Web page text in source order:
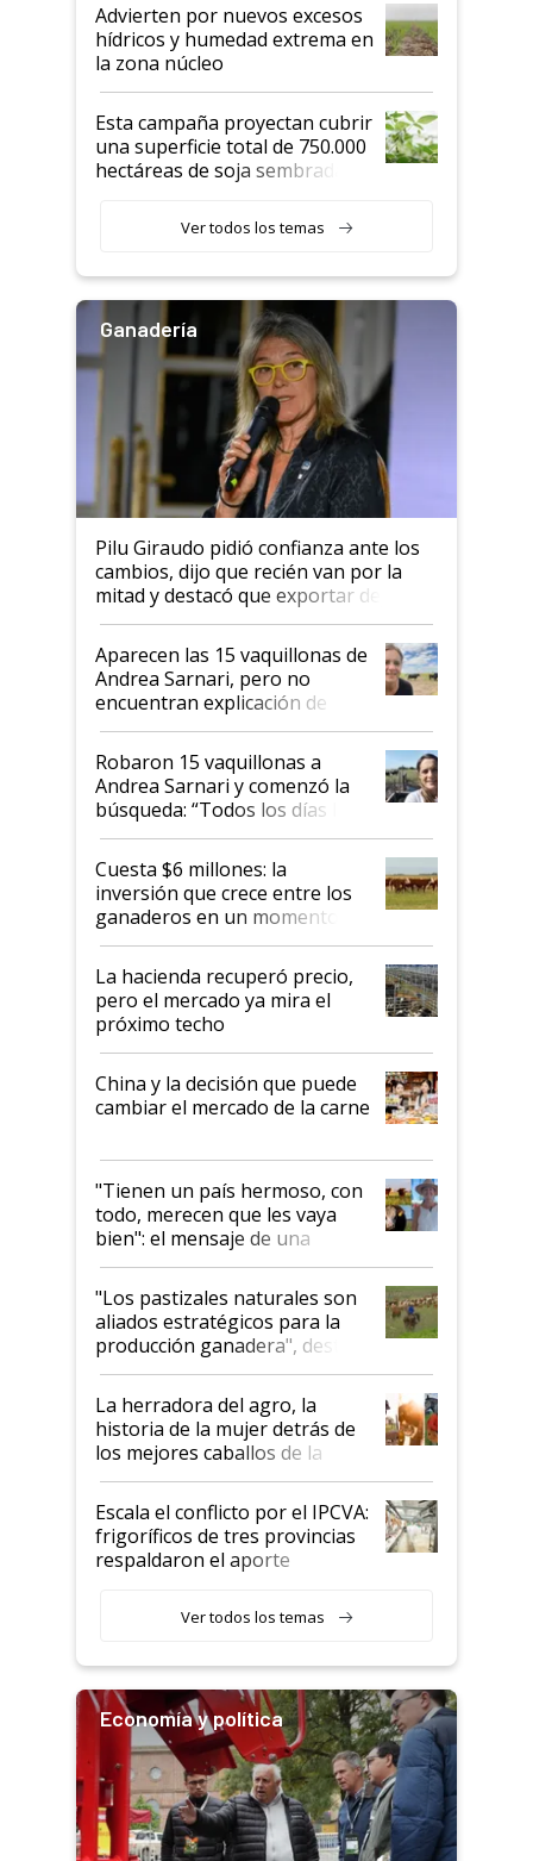
Advierten por nuevos excesos
hídricos y humedad extrema en
la zona núcleo
Esta campaña proyectan cubrir
una superficie total de 750.000
hectáreas de soja sembradas
variedades que marcan un
salto tecnológico en genética y
Ver todos los temas
Ganadería
Pilu Giraudo pidió confianza ante los
cambios, dijo que recién van por la
mitad y destacó que exportar dejó de
ser "para unos pocos": "Tenemos un
mandato muy claro del gobierno
nacional"
Aparecen las 15 vaquillonas de
Andrea Sarnari, pero no
encuentran explicación de
cómo llegaron allí
Robaron 15 vaquillonas a
Andrea Sarnari y comenzó la
búsqueda: “Todos los días le
toca a algún productor”
Cuesta $6 millones: la
inversión que crece entre los
ganaderos en un momento
histórico para la actividad
La hacienda recuperó precio,
pero el mercado ya mira el
próximo techo
China y la decisión que puede
cambiar el mercado de la carne
"Tienen un país hermoso, con
todo, merecen que les vaya
bien": el mensaje de una
ganadera uruguaya sobre las
oportunidades que se abren
para el agro en Argentina, con
foco en la carne
"Los pastizales naturales son
aliados estratégicos para la
producción ganadera", destaca
la iniciativa que ya reúne a 46
establecimientos en Argentina
La herradora del agro, la
historia de la mujer detrás de
los mejores caballos de la
Argentina y los mitos que
todavía hacen sufrir a estos
animales: "Mientras me
descalificaban, yo seguí
haciendo currículum"
Escala el conflicto por el IPCVA:
frigoríficos de tres provincias
respaldaron el aporte
Ver todos los temas
Economía y política